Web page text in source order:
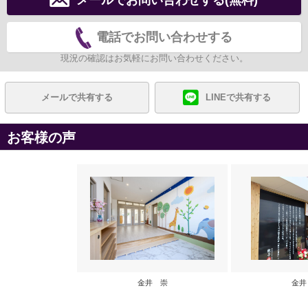
電話でお問い合わせする
現況の確認はお気軽にお問い合わせください。
メールで共有する LINEで共有する
お客様の声
金井 崇 金